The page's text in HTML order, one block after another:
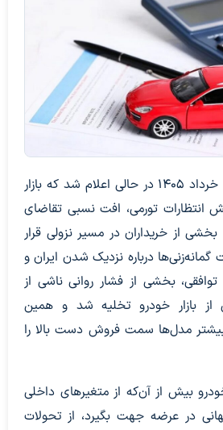
قیمت خودرو امروز 24 خرداد 1405 در حالی اعلام شد که بازار
انتظارات تورمی، افت نسبی تقاضای
از خریداران در مسیر نزولی قرار
درباره نزدیک شدن ایران و
بخشی از فشار روانی ناشی از
از بازار خودرو تخلیه شد و همین
مدل‌ها سمت فروش دست بالا را
بیش از آن‌که از متغیرهای داخلی
در عرضه جهت بگیرد، از تحولات